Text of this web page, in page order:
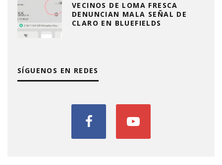
VECINOS DE LOMA FRESCA
DENUNCIAN MALA SEÑAL DE
CLARO EN BLUEFIELDS
SÍGUENOS EN REDES